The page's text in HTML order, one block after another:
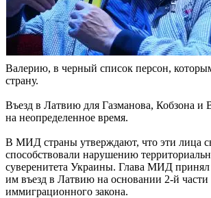
Валерию, в черный список персон,
страну.
Въезд в Латвию для Газманова, Кобзона и
на неопределенное время.
В МИД страны утверждают, что эти лица
способствовали нарушению
суверенитета Украины. Глава МИД принял
им въезд в Латвию на основании 2-й части
иммиграционного закона.